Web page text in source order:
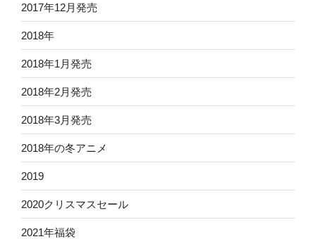
2017年12月発売
2018年
2018年1月発売
2018年2月発売
2018年3月発売
2018年の冬アニメ
2019
2020クリスマスセール
2021年福袋